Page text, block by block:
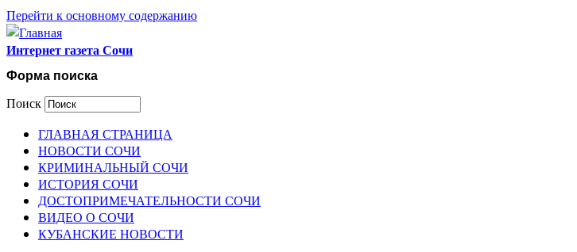
Перейти к основному содержанию
Интернет газета Сочи
Форма поиска
Поиск
ГЛАВНАЯ СТРАНИЦА
НОВОСТИ СОЧИ
КРИМИНАЛЬНЫЙ СОЧИ
ИСТОРИЯ СОЧИ
ДОСТОПРИМЕЧАТЕЛЬНОСТИ СОЧИ
ВИДЕО О СОЧИ
КУБАНСКИЕ НОВОСТИ